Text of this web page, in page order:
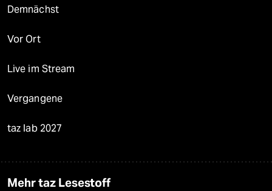
Demnächst
Vor Ort
Live im Stream
Vergangene
taz lab 2027
Mehr taz Lesestoff